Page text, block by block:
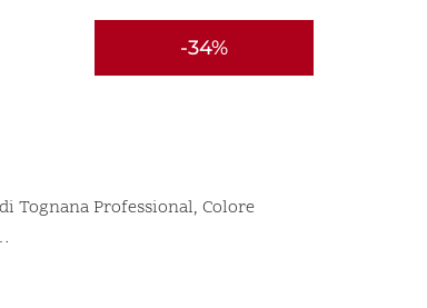
-34%
Tognana Professional, Colore